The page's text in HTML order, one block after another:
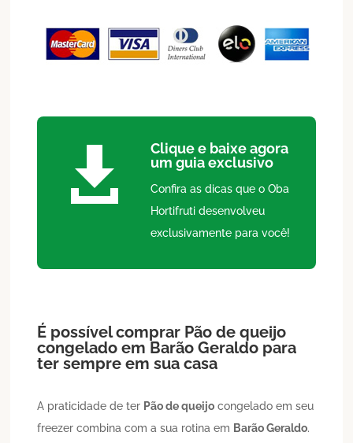

Clique e baixe agora
um guia exclusivo
Confira as dicas que o Oba
Hortifruti desenvolveu
exclusivamente para você!
É possível comprar Pão de queijo
congelado em Barão Geraldo para
ter sempre em sua casa
A praticidade de ter Pão de queijo congelado em seu
freezer combina com a sua rotina em Barão Geraldo.